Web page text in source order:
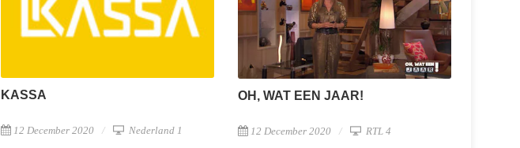
KASSA
12 December 2020 Nederland 1
OH, WAT EEN JAAR!
12 December 2020 RTL 4